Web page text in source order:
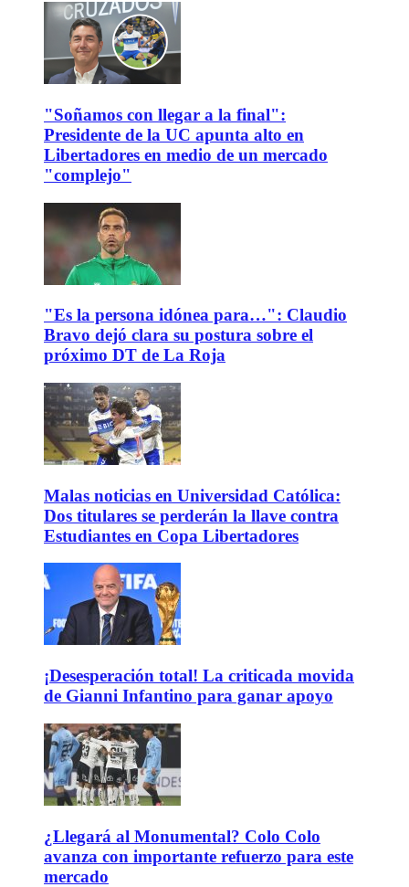
"Soñamos con llegar a la final":
Presidente de la UC apunta alto en
Libertadores en medio de un mercado
"complejo"
"Es la persona idónea para…": Claudio
Bravo dejó clara su postura sobre el
próximo DT de La Roja
Malas noticias en Universidad Católica:
Dos titulares se perderán la llave contra
Estudiantes en Copa Libertadores
¡Desesperación total! La criticada movida
de Gianni Infantino para ganar apoyo
¿Llegará al Monumental? Colo Colo
avanza con importante refuerzo para este
mercado